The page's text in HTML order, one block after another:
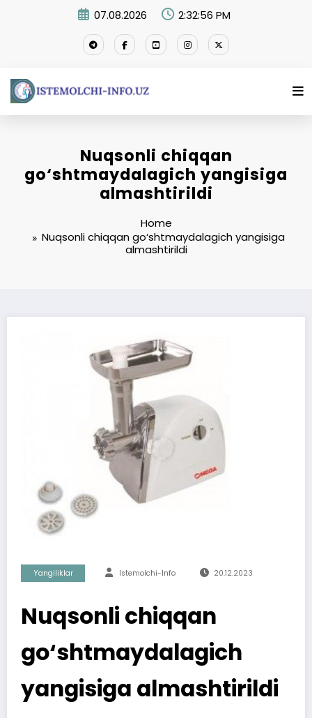
07.08.2026 2:32:57 PM
Nuqsonli chiqqan
go‘shtmaydalagich yangisiga
almashtirildi
Home
Nuqsonli chiqqan go‘shtmaydalagich yangisiga
almashtirildi
Yangiliklar Istemolchi-Info 20.12.2023
Nuqsonli chiqqan
go‘shtmaydalagich
yangisiga almashtirildi